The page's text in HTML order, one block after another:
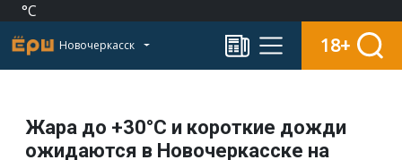
°C
Новочеркасск 18+
Жара до +30°С и короткие дожди
ожидаются в Новочеркасске на